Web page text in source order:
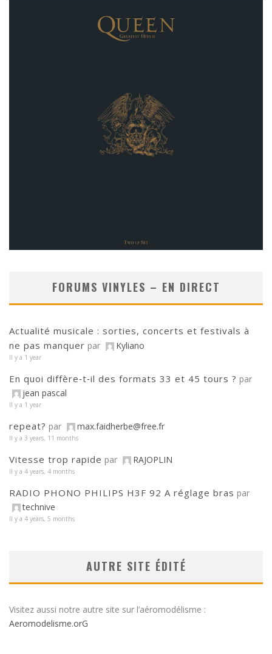
FORUMS VINYLES – EN DIRECT
Actualité musicale : sorties, concerts et festivals à
ne pas manquer par Kyliano
Il y a 1 year
En quoi diffère‑t‑il des formats 33 et 45 tours ? par
jean pascal
Il y a 1 year
repeat? par max.faidherbe@free.fr
Il y a 3 years, 11 months
Vitesse trop rapide par RAJOPLIN
Il y a 4 years, 4 months
RADIO PHONO PHILIPS H3F 92 A réglage bras par
technive
Il y a 4 years, 5 months
AUTRE SITE ÉDITÉ
Visitez aussi notre autre site sur l’aéromodélisme :
Aeromodelisme.orG